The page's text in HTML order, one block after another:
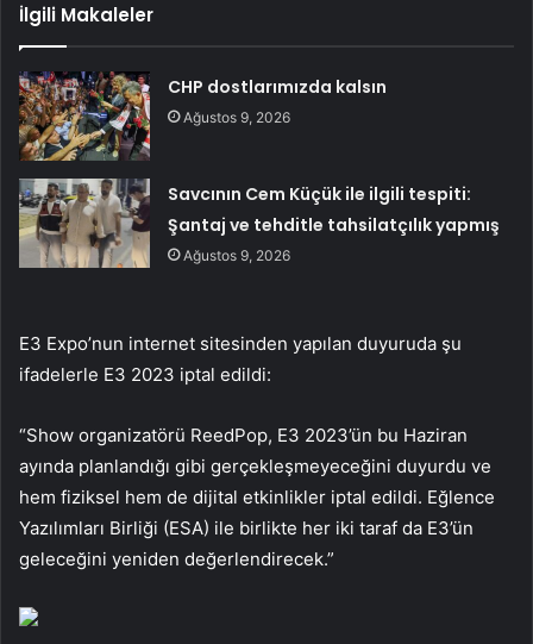
İlgili Makaleler
CHP dostlarımızda kalsın
Ağustos 9, 2026
Savcının Cem Küçük ile ilgili tespiti:
Şantaj ve tehditle tahsilatçılık yapmış
Ağustos 9, 2026
E3 Expo’nun internet sitesinden yapılan duyuruda şu
ifadelerle E3 2023 iptal edildi:
“Show organizatörü ReedPop, E3 2023’ün bu Haziran
ayında planlandığı gibi gerçekleşmeyeceğini duyurdu ve
hem fiziksel hem de dijital etkinlikler iptal edildi. Eğlence
Yazılımları Birliği (ESA) ile birlikte her iki taraf da E3’ün
geleceğini yeniden değerlendirecek.”